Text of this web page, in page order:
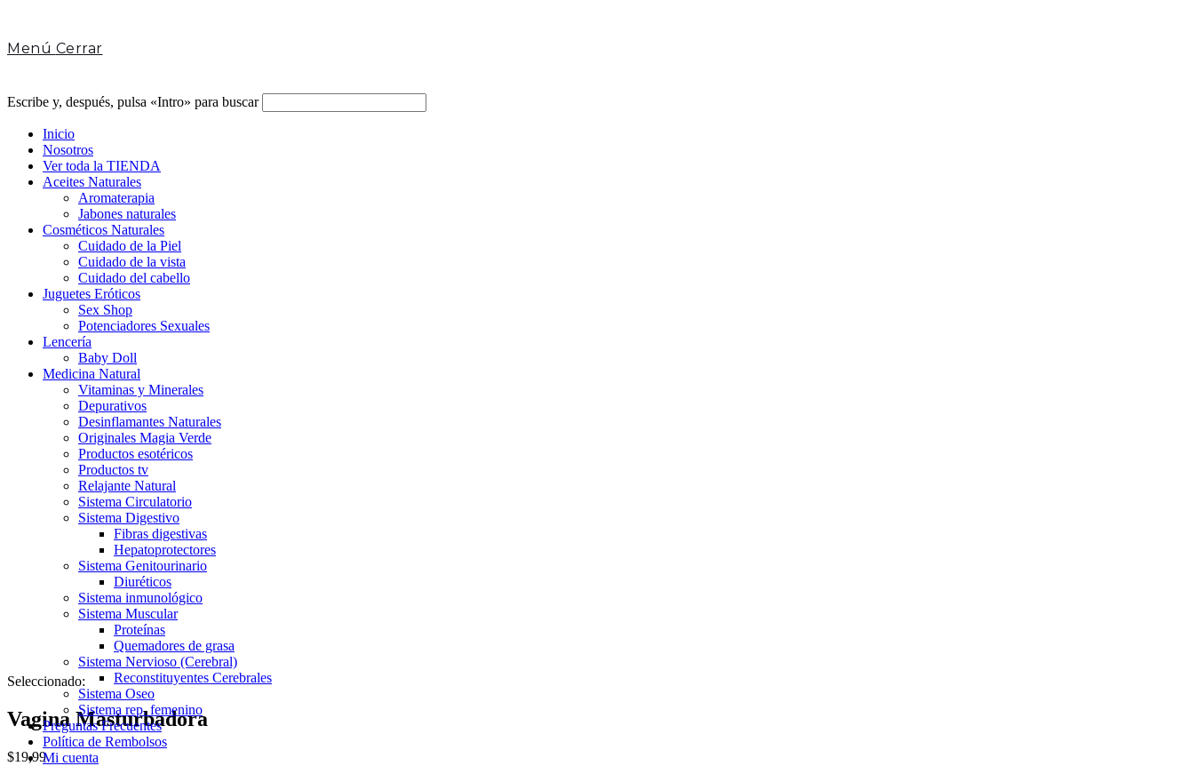
Menú Cerrar
Escribe y, después, pulsa «Intro» para buscar
Inicio
Nosotros
Ver toda la TIENDA
Aceites Naturales
Aromaterapia
Jabones naturales
Cosméticos Naturales
Cuidado de la Piel
Cuidado de la vista
Cuidado del cabello
Juguetes Eróticos
Sex Shop
Potenciadores Sexuales
Lencería
Baby Doll
Medicina Natural
Vitaminas y Minerales
Depurativos
Desinflamantes Naturales
Originales Magia Verde
Productos esotéricos
Productos tv
Relajante Natural
Sistema Circulatorio
Sistema Digestivo
Fibras digestivas
Hepatoprotectores
Sistema Genitourinario
Diuréticos
Sistema inmunológico
Sistema Muscular
Proteínas
Quemadores de grasa
Sistema Nervioso (Cerebral)
Reconstituyentes Cerebrales
Sistema Oseo
Sistema rep. femenino
Preguntas Frecuentes
Política de Rembolsos
Mi cuenta
Seleccionado:
Vagina Masturbadora
$19,99